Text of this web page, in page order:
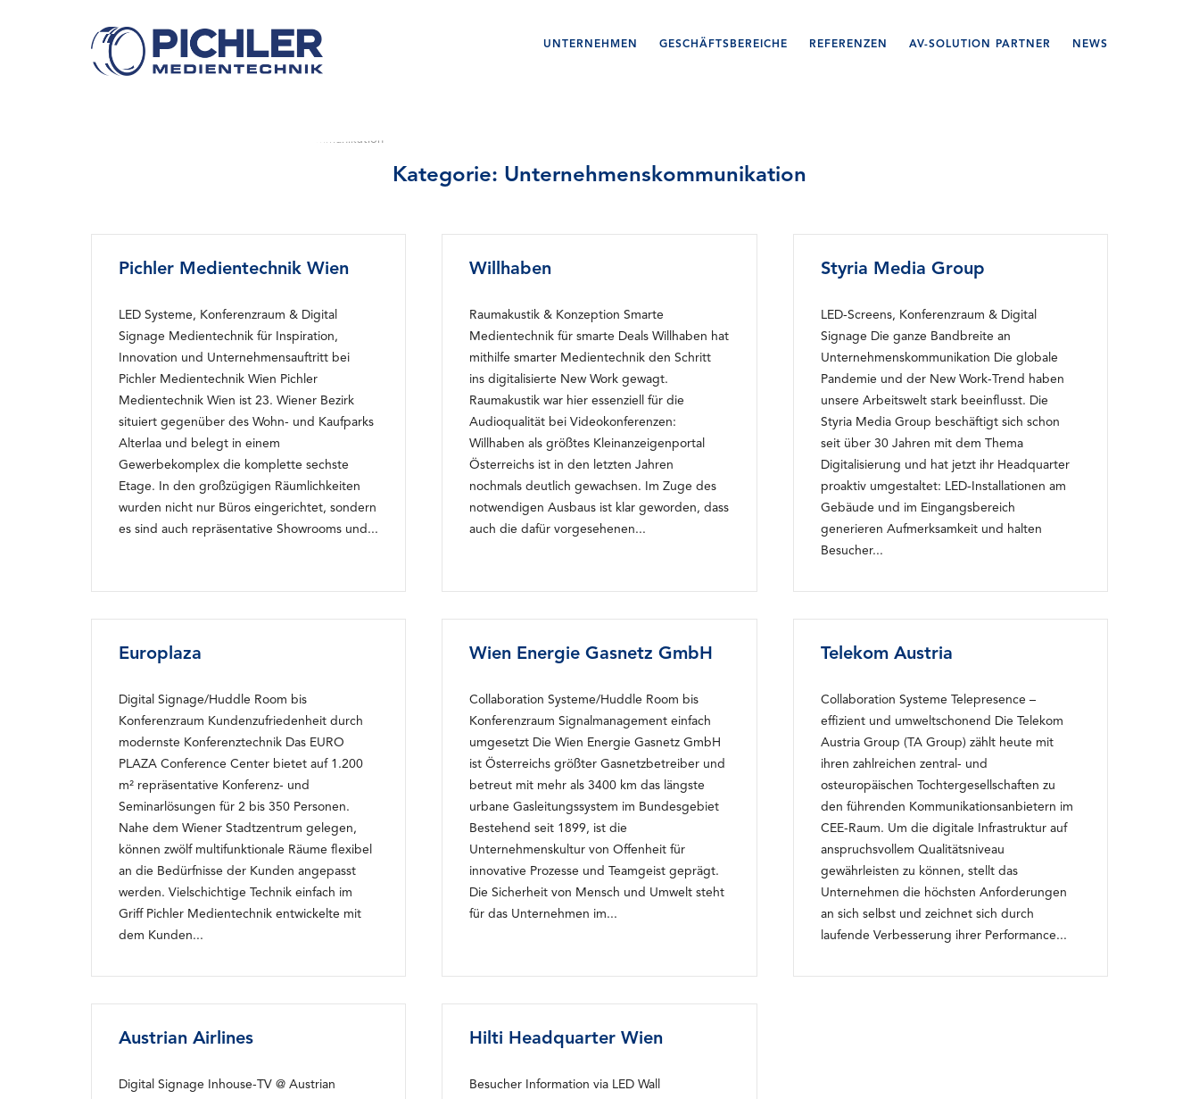
UNTERNEHMEN GESCHÄFTSBEREICHE REFERENZEN AV-SOLUTION PARTNER NEWS
Unternehmenskommunikation
Kategorie: Unternehmenskommunikation
Pichler Medientechnik Wien
LED Systeme, Konferenzraum & Digital
Signage Medientechnik für Inspiration,
Innovation und Unternehmensauftritt bei
Pichler Medientechnik Wien Pichler
Medientechnik Wien ist 23. Wiener Bezirk
situiert gegenüber des Wohn- und Kaufparks
Alterlaa und belegt in einem
Gewerbekomplex die komplette sechste
Etage. In den großzügigen Räumlichkeiten
wurden nicht nur Büros eingerichtet, sondern
es sind auch repräsentative Showrooms und...
Willhaben
Raumakustik & Konzeption Smarte
Medientechnik für smarte Deals Willhaben hat
mithilfe smarter Medientechnik den Schritt
ins digitalisierte New Work gewagt.
Raumakustik war hier essenziell für die
Audioqualität bei Videokonferenzen:
Willhaben als größtes Kleinanzeigenportal
Österreichs ist in den letzten Jahren
nochmals deutlich gewachsen. Im Zuge des
notwendigen Ausbaus ist klar geworden, dass
auch die dafür vorgesehenen...
Styria Media Group
LED-Screens, Konferenzraum & Digital
Signage Die ganze Bandbreite an
Unternehmenskommunikation Die globale
Pandemie und der New Work-Trend haben
unsere Arbeitswelt stark beeinflusst. Die
Styria Media Group beschäftigt sich schon
seit über 30 Jahren mit dem Thema
Digitalisierung und hat jetzt ihr Headquarter
proaktiv umgestaltet: LED-Installationen am
Gebäude und im Eingangsbereich
generieren Aufmerksamkeit und halten
Besucher...
Europlaza
Digital Signage/Huddle Room bis
Konferenzraum Kundenzufriedenheit durch
modernste Konferenztechnik Das EURO
PLAZA Conference Center bietet auf 1.200
m² repräsentative Konferenz- und
Seminarlösungen für 2 bis 350 Personen.
Nahe dem Wiener Stadtzentrum gelegen,
können zwölf multifunktionale Räume flexibel
an die Bedürfnisse der Kunden angepasst
werden. Vielschichtige Technik einfach im
Griff Pichler Medientechnik entwickelte mit
dem Kunden...
Wien Energie Gasnetz GmbH
Collaboration Systeme/Huddle Room bis
Konferenzraum Signalmanagement einfach
umgesetzt Die Wien Energie Gasnetz GmbH
ist Österreichs größter Gasnetzbetreiber und
betreut mit mehr als 3400 km das längste
urbane Gasleitungssystem im Bundesgebiet
Bestehend seit 1899, ist die
Unternehmenskultur von Offenheit für
innovative Prozesse und Teamgeist geprägt.
Die Sicherheit von Mensch und Umwelt steht
für das Unternehmen im...
Telekom Austria
Collaboration Systeme Telepresence –
effizient und umweltschonend Die Telekom
Austria Group (TA Group) zählt heute mit
ihren zahlreichen zentral- und
osteuropäischen Tochtergesellschaften zu
den führenden Kommunikationsanbietern im
CEE-Raum. Um die digitale Infrastruktur auf
anspruchsvollem Qualitätsniveau
gewährleisten zu können, stellt das
Unternehmen die höchsten Anforderungen
an sich selbst und zeichnet sich durch
laufende Verbesserung ihrer Performance...
Austrian Airlines
Digital Signage Inhouse-TV @ Austrian
Hilti Headquarter Wien
Besucher Information via LED Wall